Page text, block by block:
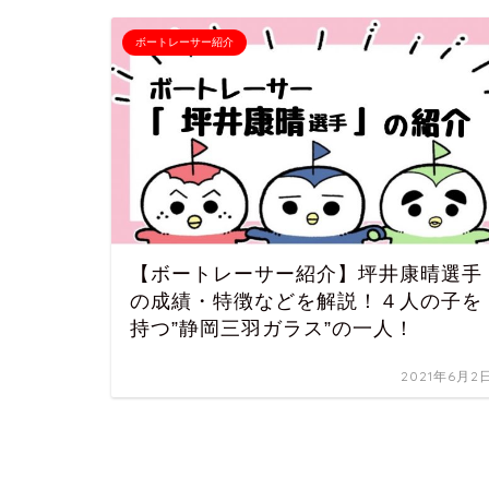
ボートレーサー紹介
【ボートレーサー紹介】坪井康晴選手
の成績・特徴などを解説！４人の子を
持つ”静岡三羽ガラス”の一人！
2021年6月2